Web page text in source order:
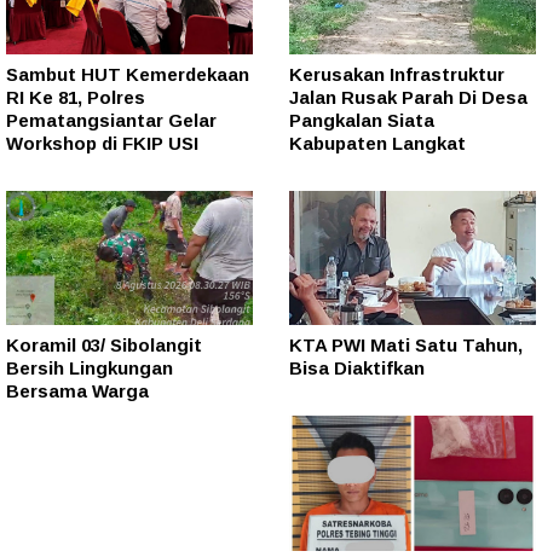
Sambut HUT Kemerdekaan
RI Ke 81, Polres
Pematangsiantar Gelar
Workshop di FKIP USI
Kerusakan Infrastruktur
Jalan Rusak Parah Di Desa
Pangkalan Siata
Kabupaten Langkat
Koramil 03/ Sibolangit
Bersih Lingkungan
Bersama Warga
KTA PWI Mati Satu Tahun,
Bisa Diaktifkan